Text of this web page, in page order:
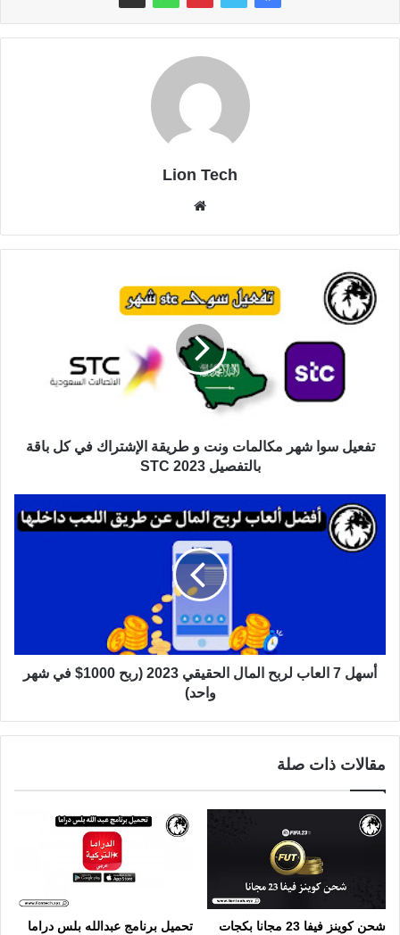
Lion Tech
تفعيل سوا شهر مكالمات ونت و طريقة الإشتراك في كل باقة
بالتفصيل STC 2023
أسهل 7 العاب لربح المال الحقيقي 2023 (ربح 1000$ في شهر
واحد)
مقالات ذات صلة
شحن كوينز فيفا 23 مجانا بكجات
تحميل برنامج عبدالله بلس دراما